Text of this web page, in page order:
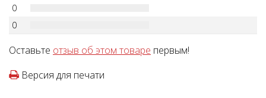
0
0
Оставьте отзыв об этом товаре первым!
Версия для печати